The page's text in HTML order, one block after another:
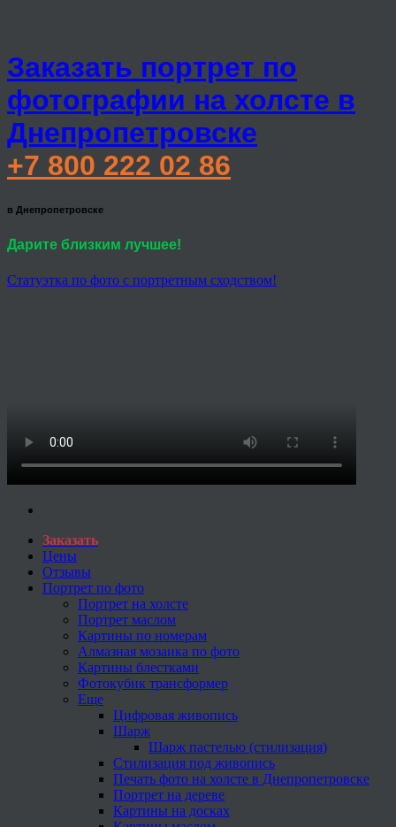
Заказать портрет по
фотографии на холсте в
Днепропетровске
+7 800 222 02 86
в Днепропетровске
Дарите близким лучшее!
Статуэтка по фото с портретным сходством!
Заказать
Цены
Отзывы
Портрет по фото
Портрет на холсте
Портрет маслом
Картины по номерам
Алмазная мозаика по фото
Картины блестками
Фотокубик трансформер
Еще
Цифровая живопись
Шарж
Шарж пастелью (стилизация)
Стилизация под живопись
Печать фото на холсте в Днепропетровске
Портрет на дереве
Картины на досках